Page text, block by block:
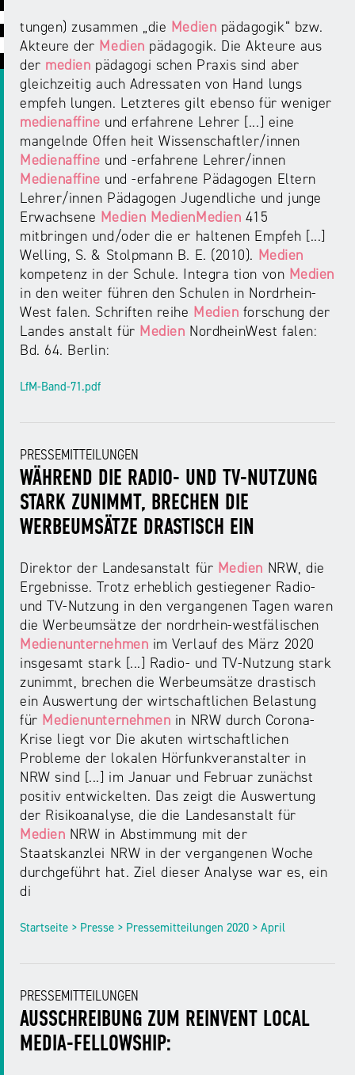
Intermediäre
Europa
in
der
Medienregulierung
Audio
Desinformation
Medienvielfalt
am
Standort
NRW
Day
Laut-
und-
Klar-
Festival
Medienkarriere
NRW
Medienscouts
Convention
Medienversammlung
für
Roadshow
gegen
Desinformation
Safer
Internet
Day
Elternabende
#äsch-
Tecks
Juuuport
NRWision
FLIMMO
Förderungen
und
Ausschreibungen
Datenschutzaufsicht
Rechtsgrundlagen
Berichte
Die
Medienkommission
Kontakt
&
Anfahrt
tungen) zusammen „die Medien pädagogik“ bzw.
Akteure der Medien pädagogik. Die Akteure aus
der medien pädagogi schen Praxis sind aber
gleichzeitig auch Adressaten von Hand lungs
empfeh lungen. Letzteres gilt ebenso für weniger
medienaffine und ­erfahrene Lehrer [...] eine
mangelnde Offen heit Wissenschaftler/innen
Medienaffine und -erfahrene Lehrer/innen
Medienaffine und -erfahrene Pädagogen Eltern
Lehrer/innen Pädagogen Jugendliche und junge
Erwachsene Medien MedienMedien 415
mitbringen und/oder die er haltenen Empfeh [...]
Welling, S. & Stolpmann B. E. (2010). Medien
kompetenz in der Schule. Integra tion von Medien
in den weiter führen den Schulen in Nordrhein­
West falen. Schriften reihe Medien forschung der
Landes anstalt für Medien Nordhein­West falen:
Bd. 64. Berlin:
LfM-Band-71.pdf
PRESSEMITTEILUNGEN
WÄHREND DIE RADIO- UND TV-NUTZUNG
STARK ZUNIMMT, BRECHEN DIE
WERBEUMSÄTZE DRASTISCH EIN
Direktor der Landesanstalt für Medien NRW, die
Ergebnisse. Trotz erheblich gestiegener Radio-
und TV-Nutzung in den vergangenen Tagen waren
die Werbeumsätze der nordrhein-westfälischen
Medienunternehmen im Verlauf des März 2020
insgesamt stark [...] Radio- und TV-Nutzung stark
zunimmt, brechen die Werbeumsätze drastisch
ein Auswertung der wirtschaftlichen Belastung
für Medienunternehmen in NRW durch Corona-
Krise liegt vor Die akuten wirtschaftlichen
Probleme der lokalen Hörfunkveranstalter in
NRW sind [...] im Januar und Februar zunächst
positiv entwickelten. Das zeigt die Auswertung
der Risikoanalyse, die die Landesanstalt für
Medien NRW in Abstimmung mit der
Staatskanzlei NRW in der vergangenen Woche
durchgeführt hat. Ziel dieser Analyse war es, ein
di
Startseite > Presse > Pressemitteilungen 2020 > April
PRESSEMITTEILUNGEN
AUSSCHREIBUNG ZUM REINVENT LOCAL
MEDIA-FELLOWSHIP: